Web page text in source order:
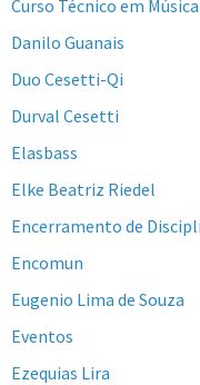
Curso Técnico em Música
Danilo Guanais
Duo Cesetti-Qi
Durval Cesetti
Elasbass
Elke Beatriz Riedel
Encerramento de
Encomun
Eugenio Lima de Souza
Eventos
Ezequias Lira